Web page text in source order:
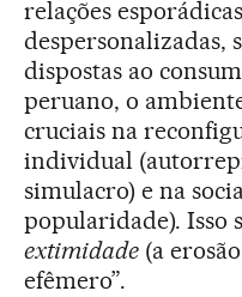
relações
despersonalizadas,
dispostas ao
peruano, o
cruciais na
individual
simulacro) e na
popularidade). Isso
extimidade(a
efêmero”.